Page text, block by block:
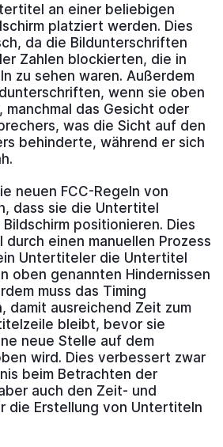
an einer beliebigen
platziert werden. Dies
da die Bildunterschriften
Zahlen blockierten, die in
zu sehen waren. Außerdem
wenn sie oben
das Gesicht oder
was die Sicht auf den
behinderte, während er sich
neuen FCC-Regeln von
dass sie die Untertitel
positionieren. Dies
durch einen manuellen Prozess
Untertiteler die Untertitel
oben genannten Hindernissen
muss das Timing
damit ausreichend Zeit zum
bleibt, bevor sie
neue Stelle auf dem
wird. Dies verbessert zwar
beim Betrachten der
auch den Zeit- und
die Erstellung von Untertiteln